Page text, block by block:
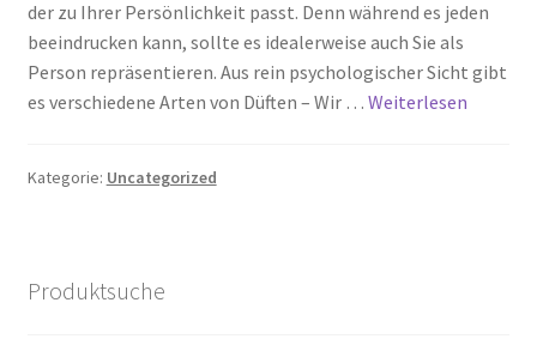
der zu Ihrer Persönlichkeit passt. Denn während es jeden
beeindrucken kann, sollte es idealerweise auch Sie als
Person repräsentieren. Aus rein psychologischer Sicht gibt
es verschiedene Arten von Düften – Wir … Weiterlesen
Kategorie: Uncategorized
Produktsuche